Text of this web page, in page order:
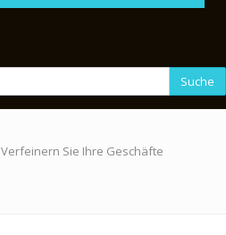
Suche
Verfeinern Sie Ihre Geschäfte